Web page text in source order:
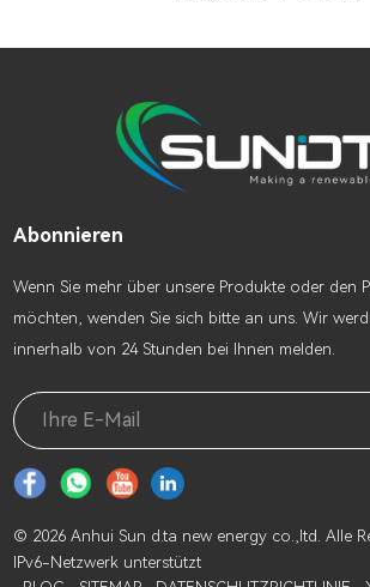
Abonnieren
Wenn Sie mehr über unsere Produkte oder den
möchten, wenden Sie sich bitte an uns. Wir
innerhalb von 24 Stunden bei Ihnen melden.
© 2026 Anhui Sun d.ta new energy co.,ltd. Alle
IPv6-Netzwerk unterstützt